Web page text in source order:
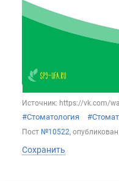
Источник: https://vk.com/
#Стоматология
Пост №10522, опубликован
Сохранить